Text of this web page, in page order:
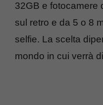
32GB e fotocamere
sul retro e da 5 o 8
selfie. La scelta
mondo in cui verrà